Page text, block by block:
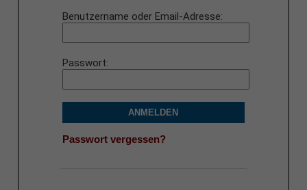
Benutzername oder Email-Adresse
Passwort
ANMELDEN
Passwort vergessen?